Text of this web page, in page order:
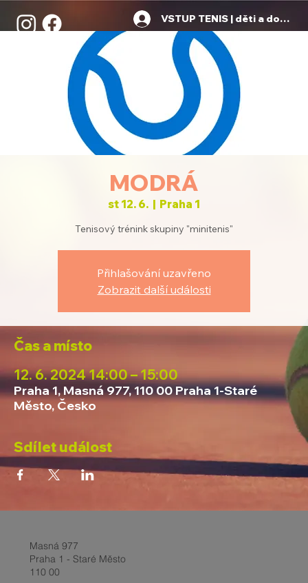
VSTUP TENIS | děti a dospělí
MODRÁ
st 12. 6.
  |
Praha 1
Tenisový trénink skupiny "minitenis"
Přihlašování uzavřeno
Zobrazit další události
Čas a místo
12. 6. 2024 14:00 – 15:00
Praha 1, Masná 977, 110 00 Praha 1-Staré
Město, Česko
Sdílet událost
Masná 977
Praha 1 - Staré Město
110 00